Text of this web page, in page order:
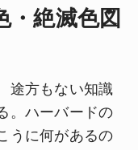
絶滅色図
途方もない知識
。ハーバードの
うに何があるの